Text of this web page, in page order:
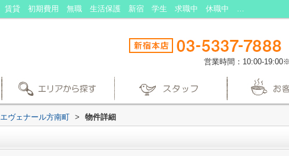
エヴェナール方南町｜入居審査 賃貸 初期費用 無職 生活保護 新宿 学生 求職中 休職中 保証人不要 BS シャワー 2沿線利用可 照明付き 洗面台｜東京の生活保護受給者向けの賃貸アパート・マンションなら生活保護賃貸
営業時間：10:00-
エヴェナール方南町 > 物件詳細